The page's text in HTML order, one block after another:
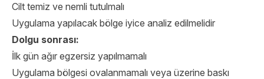
Cilt temiz ve nemli tutulmalı
Uygulama yapılacak bölge iyice analiz edilmelidir
Dolgu sonrası:
İlk gün ağır egzersiz yapılmamalı
Uygulama bölgesi ovalanmamalı veya üzerine baskı